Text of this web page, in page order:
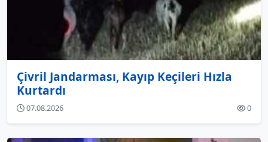
Çivril Jandarması, Kayıp Keçileri Hızla
Kurtardı
07.08.2026 0